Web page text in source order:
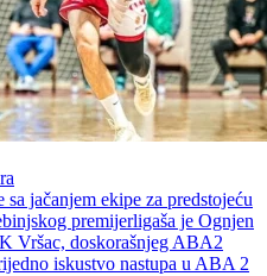
jačanjem ekipe za predstojeću
premijerligaša je Ognjen
Vršac, doskorašnjeg ABA2
iskustvo nastupa u ABA 2